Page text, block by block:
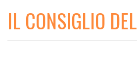
IL CONSIGLIO